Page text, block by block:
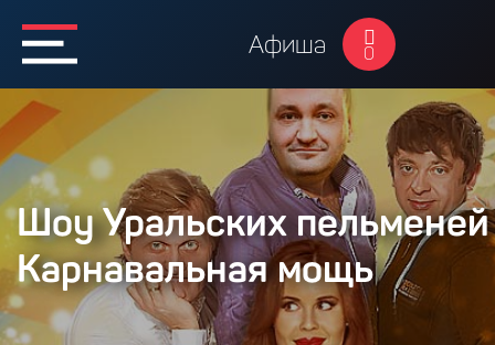
Афиша 0
Шоу Уральских
Карнавальная мощь